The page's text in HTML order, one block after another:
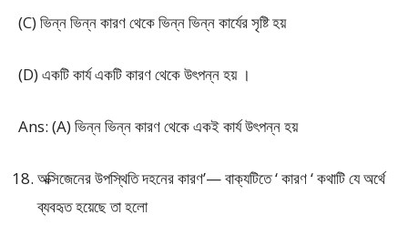
(C) ভিন্ন ভিন্ন কারণ থেকে ভিন্ন ভিন্ন কার্যের সৃষ্টি হয়
(D) একটি কার্য একটি কারণ থেকে উৎপন্ন হয় ।
Ans: (A) ভিন্ন ভিন্ন কারণ থেকে একই কার্য উৎপন্ন হয়
অক্সিজেনের উপস্থিতি দহনের কারণ’— বাক্যটিতে ‘ কারণ ‘ কথাটি যে অর্থে
ব্যবহৃত হয়েছে তা হলো